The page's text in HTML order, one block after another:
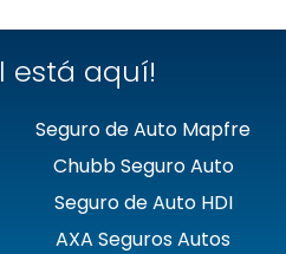
está aquí!
Seguro de Auto Mapfre
Chubb Seguro Auto
Seguro de Auto HDI
AXA Seguros Autos